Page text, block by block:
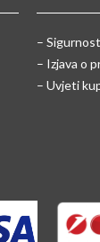
–
– Izjava o
– Uvjeti